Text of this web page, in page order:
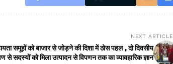
NEXT ARTICLE
समूहों को बाजार से जोड़ने की दिशा में ठोस पहल , दो दिवसीय
से सदस्यों को मिला उत्पादन से विपणन तक का व्यावहारिक ज्ञान